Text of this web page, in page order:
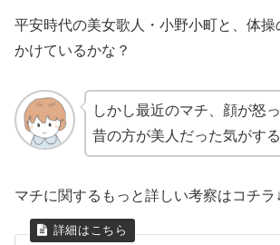
平安時代の美女歌人・小野小町と、体操
かけているかな？
しかし最近のマチ、顔が怒
昔の方が美人だった気がす
マチに関するもっと詳しい考察はコチラ↓